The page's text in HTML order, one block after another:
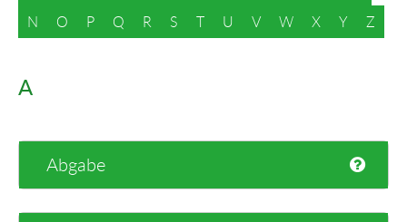
N
O P Q R S T U V W X Y Z
A
Abgabe